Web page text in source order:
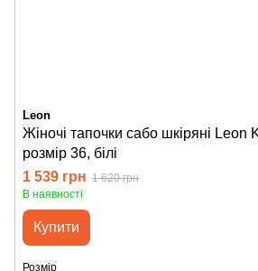
Leon
Жіночі тапочки сабо шкіряні Leon
розмір 36, білі
1 539 грн 1 620 грн
В наявності
Купити
Розмір